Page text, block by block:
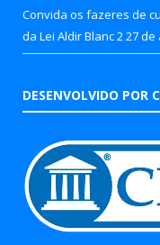
Convida os fazeres de
da Lei Aldir Blanc 2 27 de
DESENVOLVIDO POR